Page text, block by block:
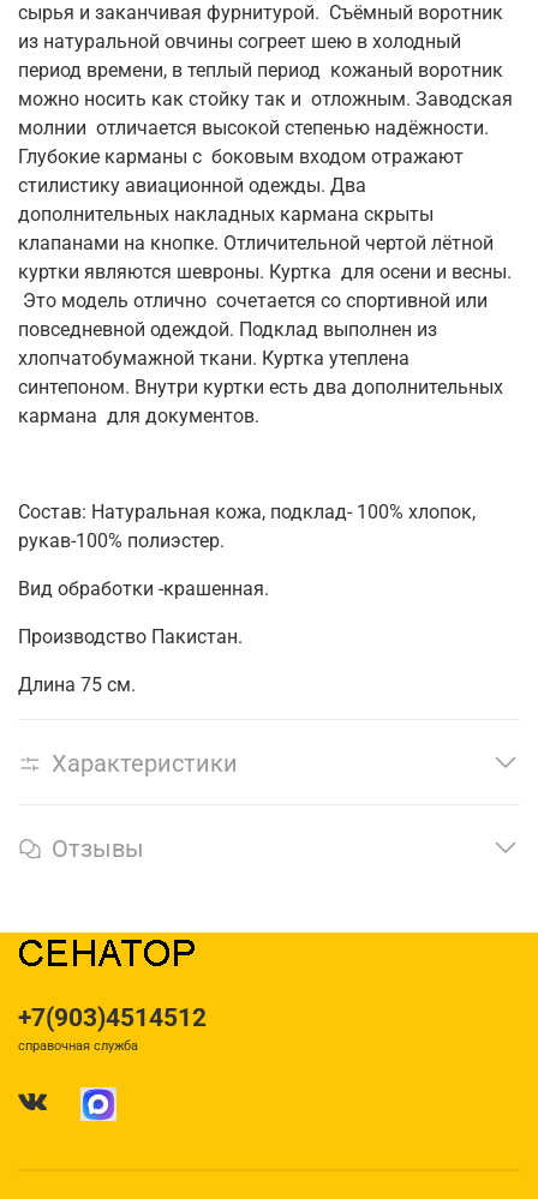
сырья и заканчивая фурнитурой. Съёмный воротник
из натуральной овчины согреет шею в холодный
период времени, в теплый период кожаный воротник
можно носить как стойку так и отложным. Заводская
молнии отличается высокой степенью надёжности.
Глубокие карманы с боковым входом отражают
стилистику авиационной одежды. Два
дополнительных накладных кармана скрыты
клапанами на кнопке. Отличительной чертой лётной
куртки являются шевроны. Куртка для осени и весны.
Это модель отлично сочетается со спортивной или
повседневной одеждой. Подклад выполнен из
хлопчатобумажной ткани. Куртка утеплена
синтепоном. Внутри куртки есть два дополнительных
кармана для документов.
Состав: Натуральная кожа, подклад- 100% хлопок,
рукав-100% полиэстер.
Вид обработки -крашенная.
Производство Пакистан.
Длина 75 см.
Характеристики
Отзывы
+7(903)4514512
справочная служба